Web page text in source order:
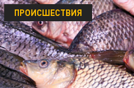
ПРОИСШЕСТВИЯ